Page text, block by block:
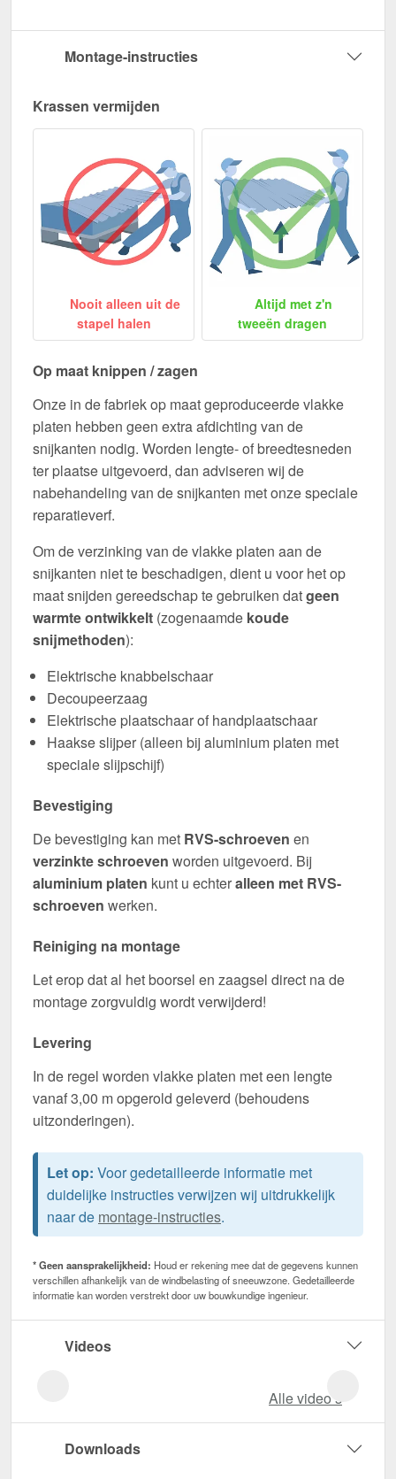
Montage-instructies
Krassen vermijden
Nooit alleen uit de
stapel halen
Altijd met z'n
tweeën dragen
Op maat knippen / zagen
Onze in de fabriek op maat geproduceerde vlakke
platen hebben geen extra afdichting van de
snijkanten nodig. Worden lengte- of breedtesneden
ter plaatse uitgevoerd, dan adviseren wij de
nabehandeling van de snijkanten met onze speciale
reparatieverf.
Om de verzinking van de vlakke platen aan de
snijkanten niet te beschadigen, dient u voor het op
maat snijden gereedschap te gebruiken datgeen
warmte ontwikkelt (zogenaamde koude
snijmethoden):
Elektrische knabbelschaar
Decoupeerzaag
Elektrische plaatschaar of handplaatschaar
Haakse slijper (alleen bij aluminium platen met
speciale slijpschijf)
Bevestiging
De bevestiging kan met RVS-schroeven en
verzinkte schroeven worden uitgevoerd. Bij
aluminium platen kunt u echteralleen met RVS-
schroeven werken.
Reiniging na montage
Let erop dat al het boorsel en zaagsel direct na de
montage zorgvuldig wordt verwijderd!
Levering
In de regel worden vlakke platen met een lengte
vanaf 3,00 m opgerold geleverd (behoudens
uitzonderingen).
Let op: Voor gedetailleerde informatie met
duidelijke instructies verwijzen wij uitdrukkelijk
naar de montage-instructies.
* Geen aansprakelijkheid: Houd er rekening mee dat de gegevens kunnen
verschillen afhankelijk van de windbelasting of sneeuwzone. Gedetailleerde
informatie kan worden verstrekt door uw bouwkundige ingenieur.
Videos
Alle video‘s
Downloads